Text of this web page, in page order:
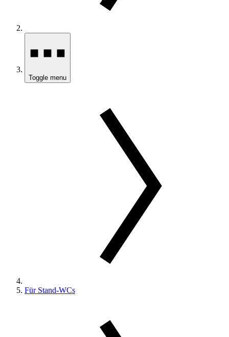
Toggle menu
Für Stand-WCs